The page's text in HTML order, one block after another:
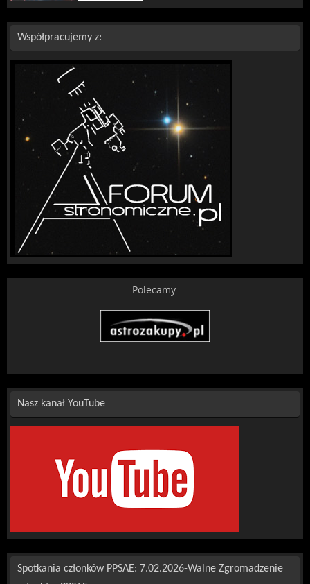
Współpracujemy z:
Polecamy:
Nasz kanał YouTube
Spotkania członków PPSAE: 7.02.2026-Walne Zgromadzenie